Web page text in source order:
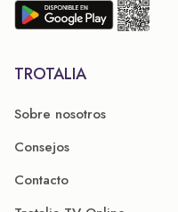
TROTALIA
Sobre nosotros
Consejos
Contacto